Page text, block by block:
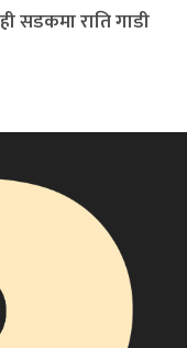
सडकमा राति गाडी